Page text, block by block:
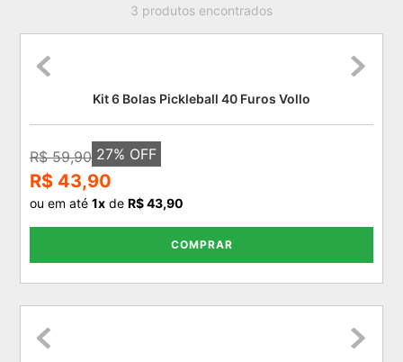
3 produtos
Kit 6 Bolas Pickleball 40 Furos Vollo
R$ 59,90 27% OFF
R$ 43,90
ou em até 1x de R$ 43,90
COMPRAR